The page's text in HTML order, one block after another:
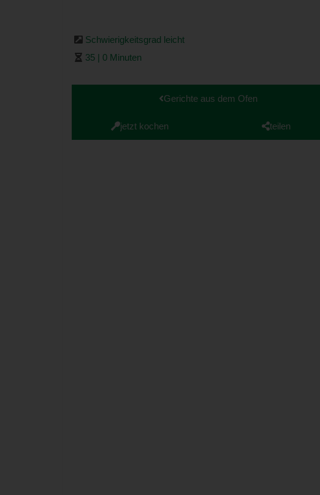
Schwierigkeitsgrad leicht
35 | 0 Minuten
Gerichte aus dem Ofen
jetzt kochen teilen